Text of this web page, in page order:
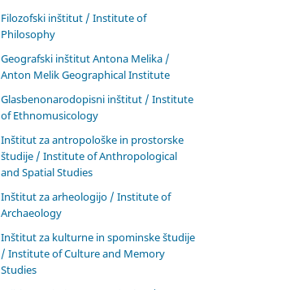
Filozofski inštitut / Institute of
Philosophy
Geografski inštitut Antona Melika /
Anton Melik Geographical Institute
Glasbenonarodopisni inštitut / Institute
of Ethnomusicology
Inštitut za antropološke in prostorske
študije / Institute of Anthropological
and Spatial Studies
Inštitut za arheologijo / Institute of
Archaeology
Inštitut za kulturne in spominske študije
/ Institute of Culture and Memory
Studies